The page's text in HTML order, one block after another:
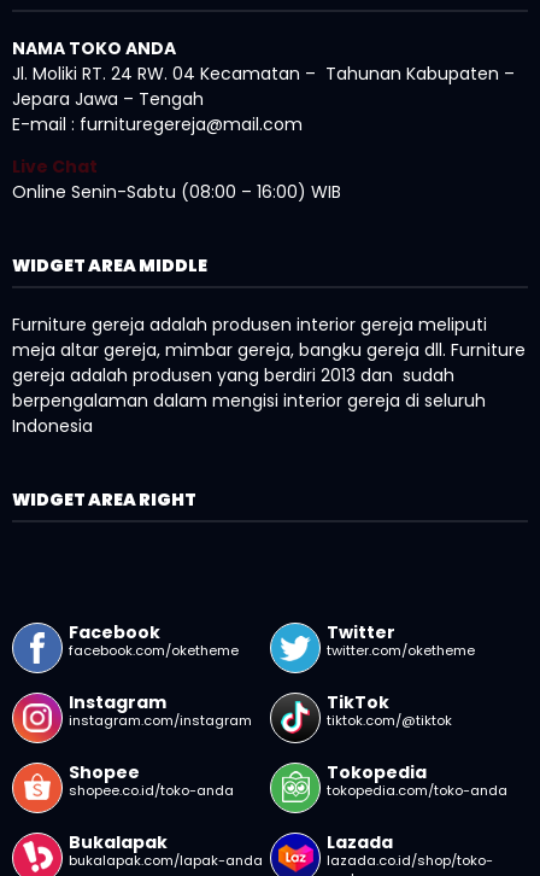
NAMA TOKO ANDA
Jl. Moliki RT. 24 RW. 04 Kecamatan – Tahunan Kabupaten –
Jepara Jawa – Tengah
E-mail : furnituregereja@mail.com
Live Chat
Online Senin-Sabtu (08:00 – 16:00) WIB
WIDGET AREA MIDDLE
Furniture gereja adalah produsen interior gereja meliputi
meja altar gereja, mimbar gereja, bangku gereja dll. Furniture
gereja adalah produsen yang berdiri 2013 dan sudah
berpengalaman dalam mengisi interior gereja di seluruh
Indonesia
WIDGET AREA RIGHT
Facebook
facebook.com/oketheme
Twitter
twitter.com/oketheme
Instagram
instagram.com/instagram
TikTok
tiktok.com/@tiktok
Shopee
shopee.co.id/toko-anda
Tokopedia
tokopedia.com/toko-anda
Bukalapak
bukalapak.com/lapak-anda
Lazada
lazada.co.id/shop/toko-